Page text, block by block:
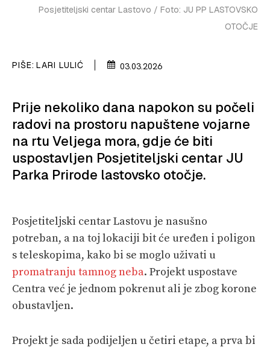
PRETPLATA
Posjetiteljski centar Lastovo / Foto: JU PP LASTOVSKO
OTOČJE
PIŠE: LARI LULIĆ 03.03.2026
Prije nekoliko dana napokon su počeli
radovi na prostoru napuštene vojarne
na rtu Veljega mora, gdje će biti
uspostavljen Posjetiteljski centar JU
Parka Prirode lastovsko otočje.
Posjetiteljski centar Lastovu je nasušno
potreban, a na toj lokaciji bit će uređen i poligon
s teleskopima, kako bi se moglo uživati u
promatranju tamnog neba. Projekt uspostave
Centra već je jednom pokrenut ali je zbog korone
obustavljen.
Projekt je sada podijeljen u četiri etape, a prva bi